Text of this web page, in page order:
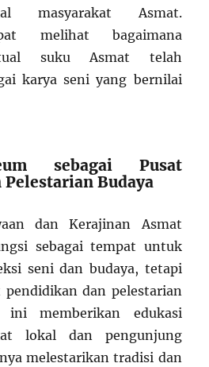
masyarakat Asmat.
melihat bagaimana
suku Asmat telah
karya seni yang bernilai
sebagai Pusat
Budaya
dan Kerajinan Asmat
sebagai tempat untuk
seni dan budaya, tetapi
pendidikan dan pelestarian
ini memberikan edukasi
lokal dan pengunjung
melestarikan tradisi dan